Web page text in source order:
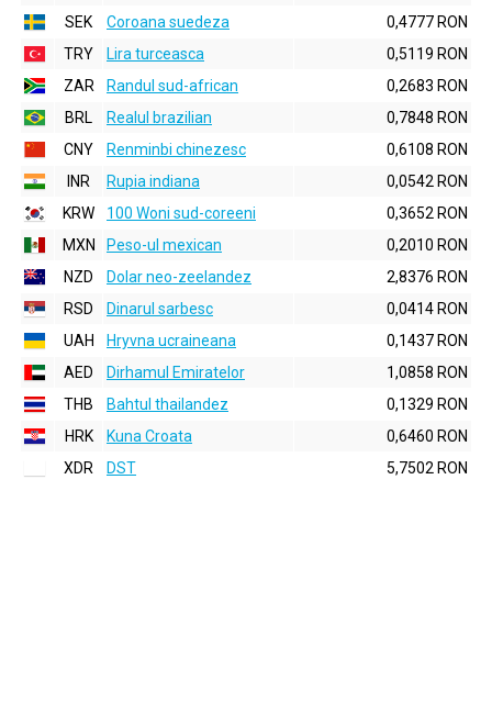
SEK
Coroana suedeza
0,4777 RON
TRY
Lira turceasca
0,5119 RON
ZAR
Randul sud-african
0,2683 RON
BRL
Realul brazilian
0,7848 RON
CNY
Renminbi chinezesc
0,6108 RON
INR
Rupia indiana
0,0542 RON
KRW
100 Woni sud-coreeni
0,3652 RON
MXN
Peso-ul mexican
0,2010 RON
NZD
Dolar neo-zeelandez
2,8376 RON
RSD
Dinarul sarbesc
0,0414 RON
UAH
Hryvna ucraineana
0,1437 RON
AED
Dirhamul Emiratelor
1,0858 RON
THB
Bahtul thailandez
0,1329 RON
HRK
Kuna Croata
0,6460 RON
XDR
DST 5,7502 RON